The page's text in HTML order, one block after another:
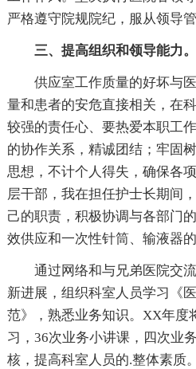
严格遵守院规院纪，服从领导管
三、提高组织和领导能力。
供应室工作质量的好坏与医
量和患者的安危直接相关，在
较强的责任心、要热爱本职工
的协作关系，精诚团结；牢固
思想，不计个人得失，确保各
层干部，我在担任护士长期间
己的职责，积极协调与各部门
效供应和一次性针筒、输液器的
通过网络和与兄弟医院交流
新进展，组织科室人员学习《
范》，熟悉业务知识。XX年度
习，36次业务小讲课，四次业
核，提高科室人员的.整体素质